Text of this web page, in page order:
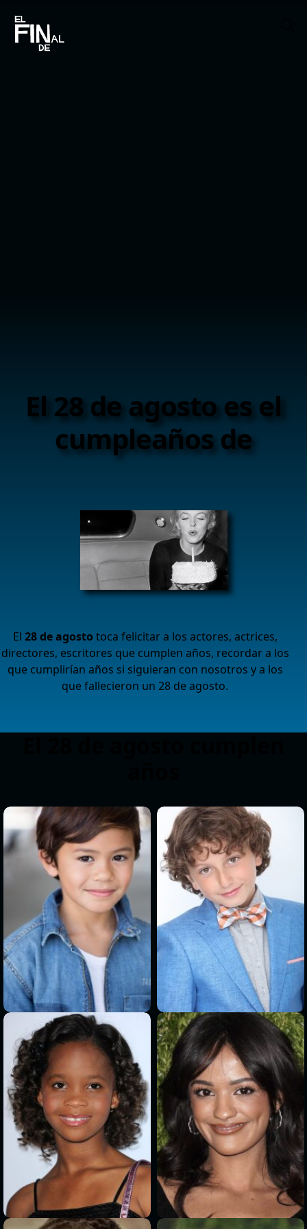
El 28 de agosto es el
cumpleaños de
El 28 de agosto toca felicitar a los actores, actrices,
directores, escritores que cumplen años, recordar a los
que cumplirían años si siguieran con nosotros y a los
que fallecieron un 28 de agosto.
> >
> >